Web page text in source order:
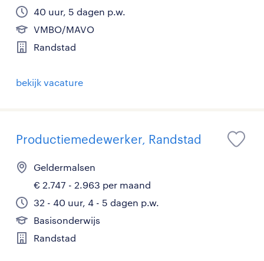
40 uur, 5 dagen p.w.
VMBO/MAVO
Randstad
bekijk vacature
Productiemedewerker, Randstad
Geldermalsen
€ 2.747 - 2.963 per maand
32 - 40 uur, 4 - 5 dagen p.w.
Basisonderwijs
Randstad